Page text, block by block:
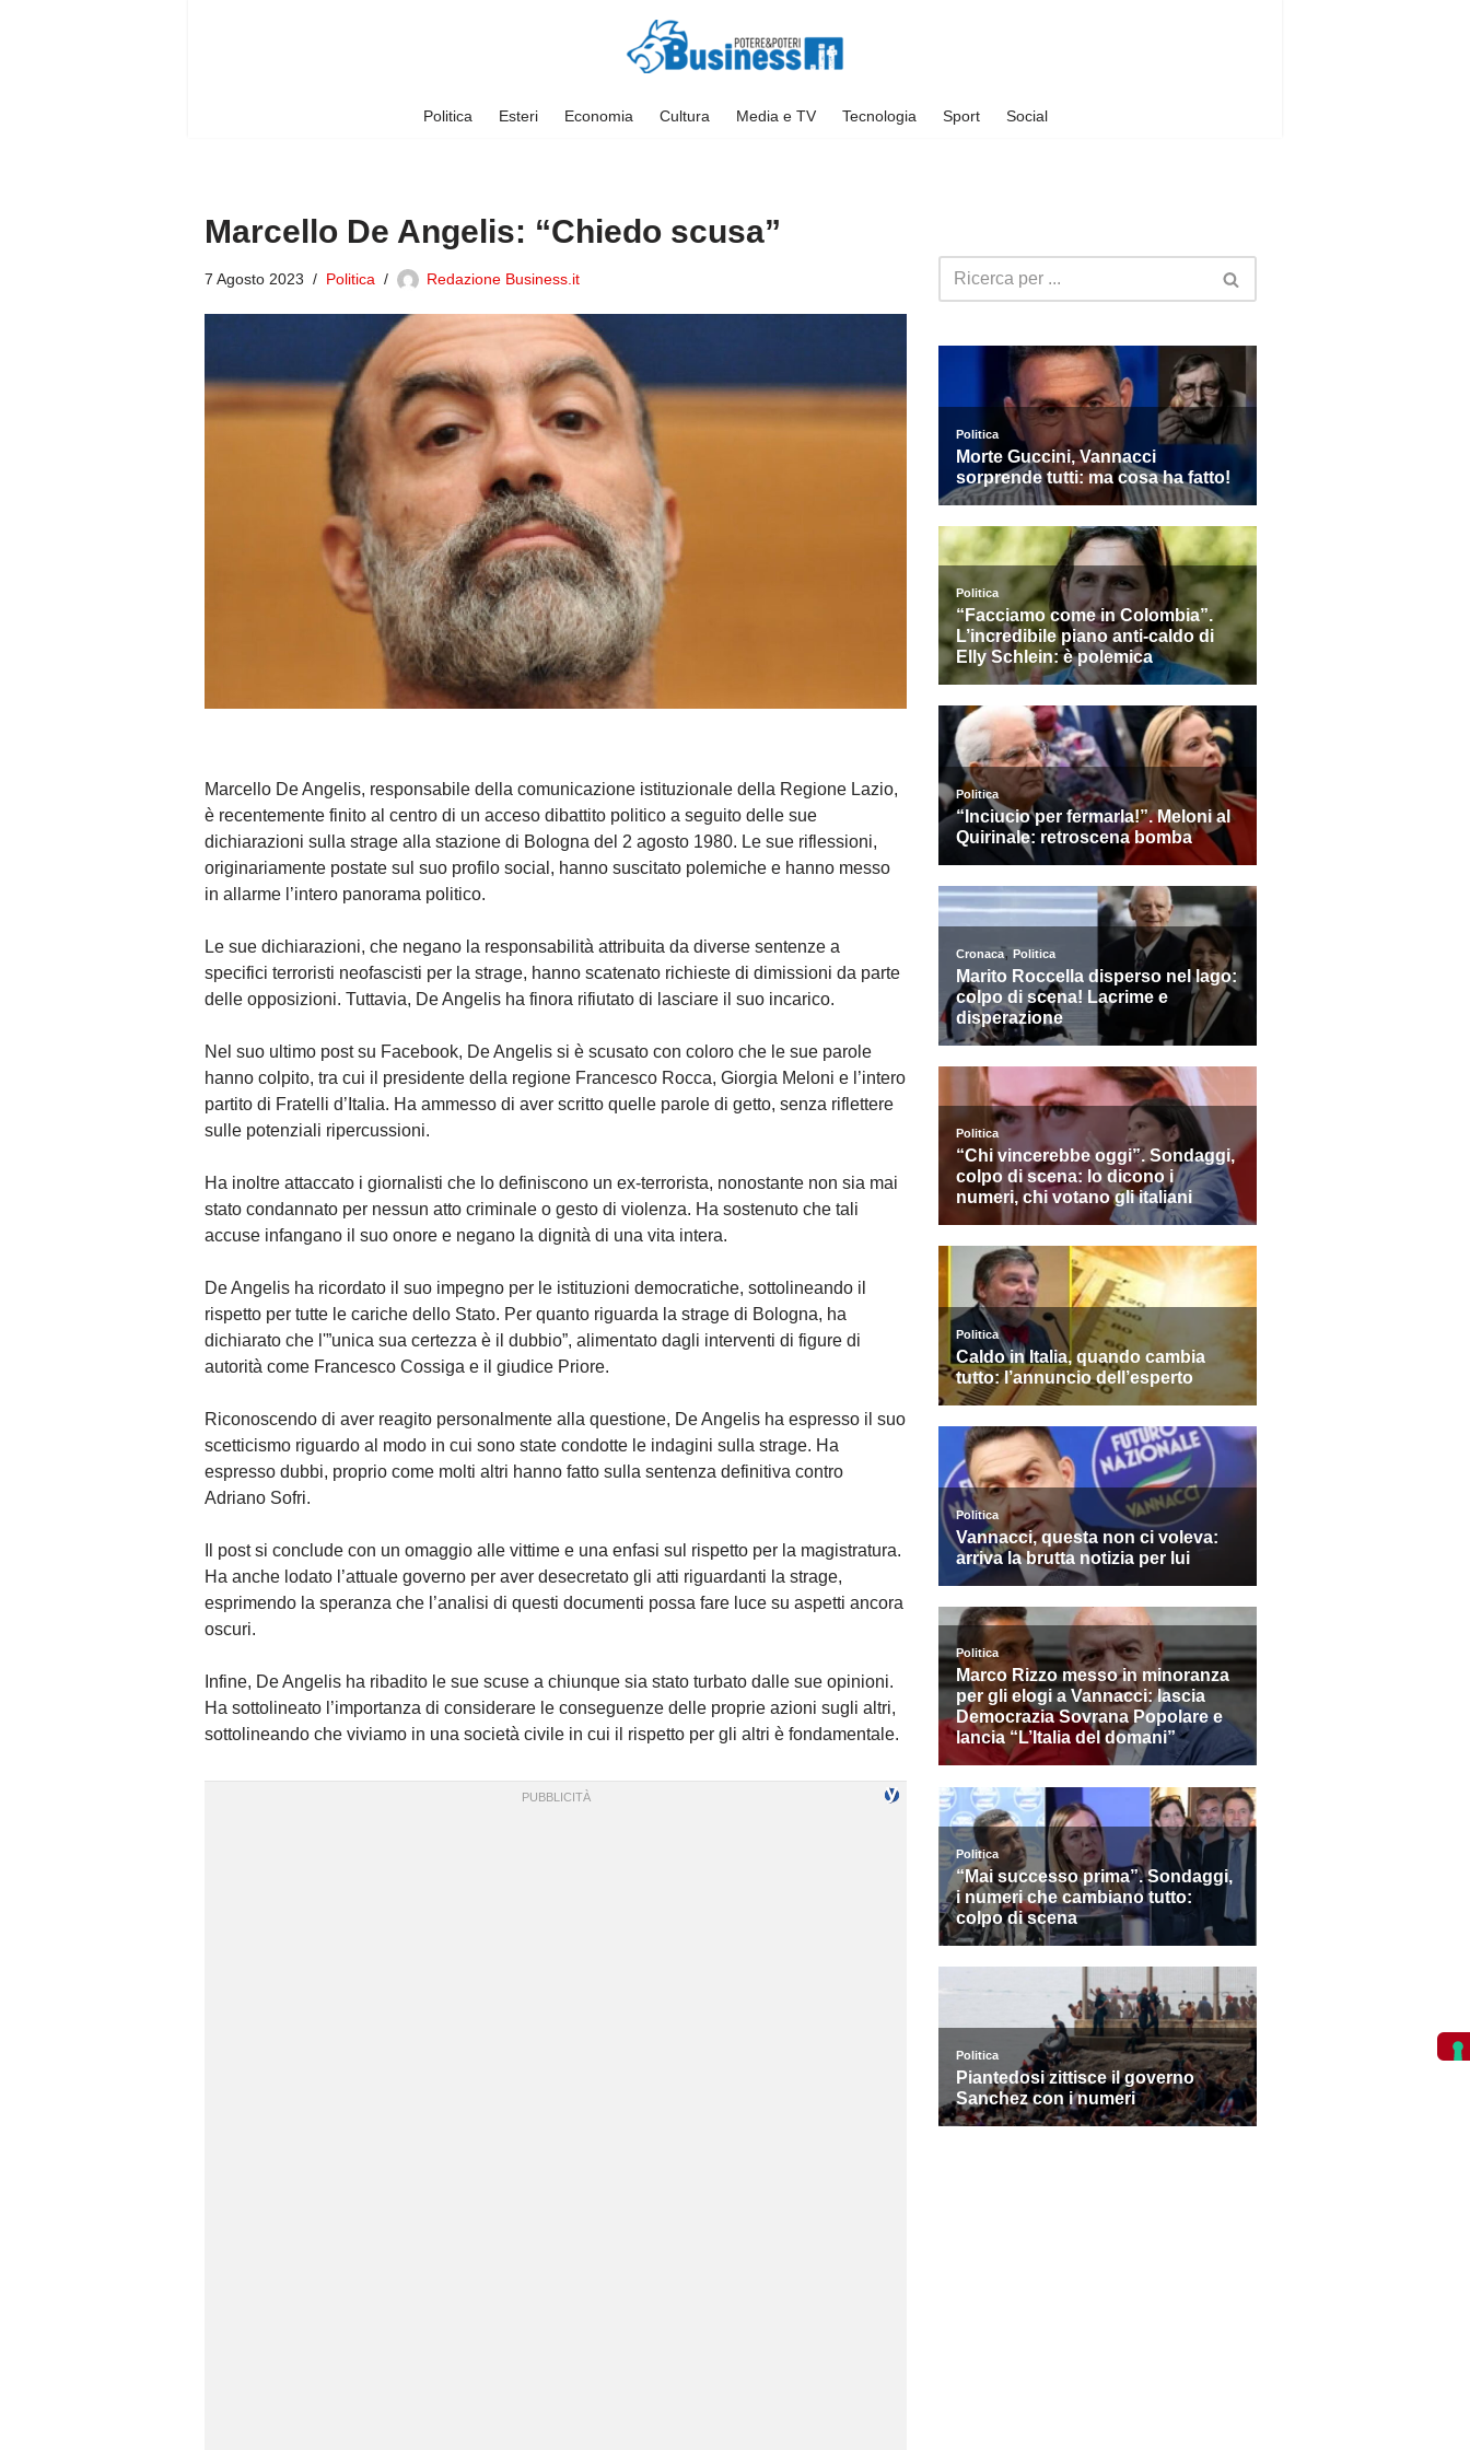
Politica Esteri Economia Cultura Media e TV Tecnologia Sport Social
Marcello De Angelis: “Chiedo scusa”
7 Agosto 2023 Politica Redazione Business.it
Marcello De Angelis, responsabile della comunicazione istituzionale della Regione Lazio,
è recentemente finito al centro di un acceso dibattito politico a seguito delle sue
dichiarazioni sulla strage alla stazione di Bologna del 2 agosto 1980. Le sue riflessioni,
originariamente postate sul suo profilo social, hanno suscitato polemiche e hanno messo
in allarme l’intero panorama politico.
Le sue dichiarazioni, che negano la responsabilità attribuita da diverse sentenze a
specifici terroristi neofascisti per la strage, hanno scatenato richieste di dimissioni da parte
delle opposizioni. Tuttavia, De Angelis ha finora rifiutato di lasciare il suo incarico.
Nel suo ultimo post su Facebook, De Angelis si è scusato con coloro che le sue parole
hanno colpito, tra cui il presidente della regione Francesco Rocca, Giorgia Meloni e l’intero
partito di Fratelli d’Italia. Ha ammesso di aver scritto quelle parole di getto, senza riflettere
sulle potenziali ripercussioni.
Ha inoltre attaccato i giornalisti che lo definiscono un ex-terrorista, nonostante non sia mai
stato condannato per nessun atto criminale o gesto di violenza. Ha sostenuto che tali
accuse infangano il suo onore e negano la dignità di una vita intera.
De Angelis ha ricordato il suo impegno per le istituzioni democratiche, sottolineando il
rispetto per tutte le cariche dello Stato. Per quanto riguarda la strage di Bologna, ha
dichiarato che l'”unica sua certezza è il dubbio”, alimentato dagli interventi di figure di
autorità come Francesco Cossiga e il giudice Priore.
Riconoscendo di aver reagito personalmente alla questione, De Angelis ha espresso il suo
scetticismo riguardo al modo in cui sono state condotte le indagini sulla strage. Ha
espresso dubbi, proprio come molti altri hanno fatto sulla sentenza definitiva contro
Adriano Sofri.
Il post si conclude con un omaggio alle vittime e una enfasi sul rispetto per la magistratura.
Ha anche lodato l’attuale governo per aver desecretato gli atti riguardanti la strage,
esprimendo la speranza che l’analisi di questi documenti possa fare luce su aspetti ancora
oscuri.
Infine, De Angelis ha ribadito le sue scuse a chiunque sia stato turbato dalle sue opinioni.
Ha sottolineato l’importanza di considerare le conseguenze delle proprie azioni sugli altri,
sottolineando che viviamo in una società civile in cui il rispetto per gli altri è fondamentale.